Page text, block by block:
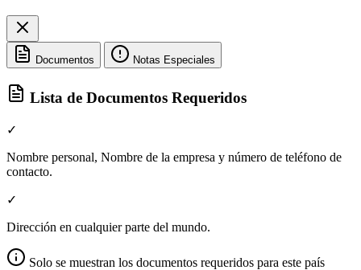
Documentos Notas Especiales
Lista de Documentos Requeridos
✓
Nombre personal, Nombre de la empresa y número de teléfono de
contacto.
✓
Dirección en cualquier parte del mundo.
Solo se muestran los documentos requeridos para este país